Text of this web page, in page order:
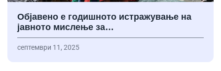
Објавено е годишното истражување на
јавното мислење за…
септември 11, 2025